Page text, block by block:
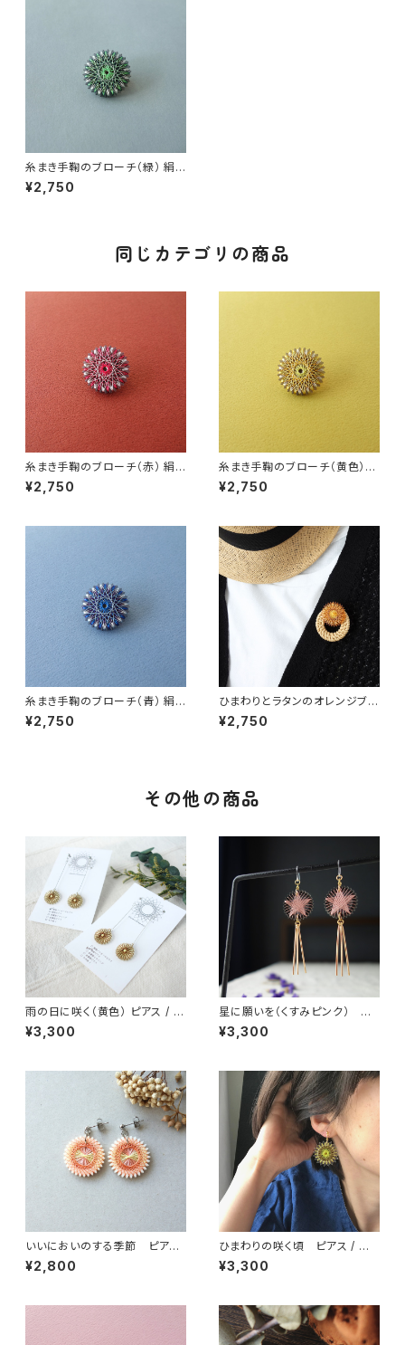
糸まき手鞠のブローチ（緑） 絹
糸のアクセサリー / ギフト
¥2,750
同じカテゴリの商品
糸まき手鞠のブローチ（赤） 絹
糸のアクセサリー / ギフト
¥2,750
糸まき手鞠のブローチ（黄色）
絹糸のアクセサリー / ギフト
¥2,750
糸まき手鞠のブローチ（青） 絹
糸のアクセサリー / ギフト
¥2,750
ひまわりとラタンのオレンジブロ
ーチ 絹糸のアクセサリー / ギ
フト
¥2,750
その他の商品
雨の日に咲く（黄色） ピアス / イ
ヤリング / ノンホールピアス
¥3,300
星に願いを（くすみピンク） ピ
アス / ノンホールピアス / イヤリ
ング
¥3,300
いいにおいのする季節 ピアス
/ ノンホールピアス / イヤリング
¥2,800
ひまわりの咲く頃 ピアス / イ
ヤリング / ノンホールピアス
¥3,300